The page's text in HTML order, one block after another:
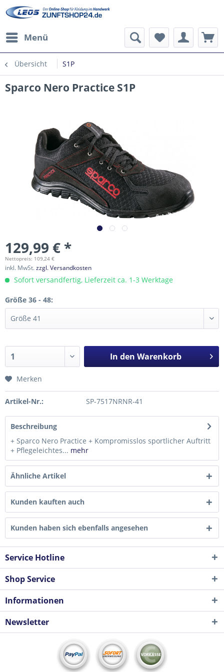
Menü
Übersicht S1P
Sparco Nero Practice S1P
129,99 € *
Nettopreis: 109,24 €
inkl. MwSt.zzgl. Versandkosten
Sofort versandfertig, Lieferzeit ca. 1-3 Werktage
Größe 36 - 48:
In den Warenkorb
Merken
Artikel-Nr.: SP-7517NRNR-41
Beschreibung
+ Sparco Nero Practice + Kompromisslos sportlicher Auftritt
+ Pflegeleichtes... mehr
Ähnliche Artikel
Kunden kauften auch
Kunden haben sich ebenfalls angesehen
Service Hotline
Shop Service
Informationen
Newsletter